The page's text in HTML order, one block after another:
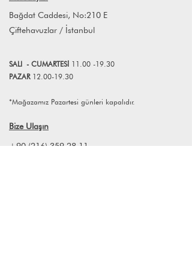
Kurucular
Bilge Kalfa: Mimar; İstanbul-Berlin
verir.
Senem Akçay: Mimar; tasarlar, yok
olanları korur, kitap yazar, öğrenci
info@lagomstore.co adresine mail
atabilirsiniz.
Bağdat Caddesi, No:210 E
Çiftehavuzlar / İstanbul
SALI - CUMARTESİ 11.00 -19.30
PAZAR 12.00-19.30
*Mağazamız Pazartesi günleri kapalıdır.
Bize Ulaşın
+90 (216) 359 28 11